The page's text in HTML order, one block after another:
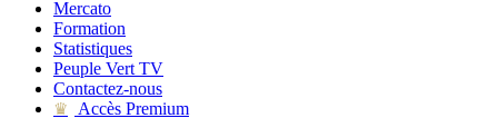
Mercato
Formation
Statistiques
Peuple Vert TV
Contactez-nous
♛
Accès Premium